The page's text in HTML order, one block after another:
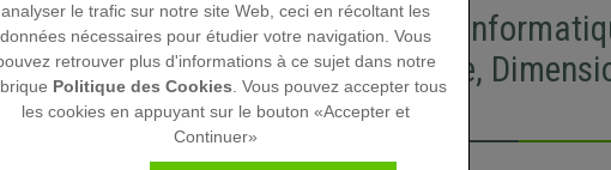
Bureau
Moderne,
Blanc
analyser le trafic sur notre site Web, ceci en récoltant les
données nécessaires pour étudier votre navigation. Vous
retrouver plus d'informations à ce sujet dans notre
Politique des Cookies . Vous pouvez accepter tous
les cookies en appuyant sur le bouton «Accepter et
Continuer»